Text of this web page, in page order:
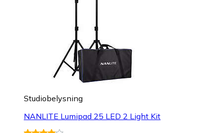
Studiobelysning
NANLITE Lumipad 25 LED 2 Light Kit